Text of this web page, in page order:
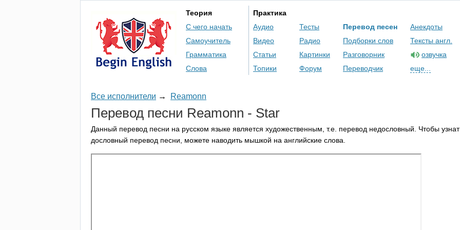
Теория
С чего начать
Самоучитель
Грамматика
Слова
Практика
Аудио
Видео
Статьи
Топики
Тесты
Радио
Картинки
Форум
Перевод песен
Подборки слов
Разговорник
Переводчик
Анекдоты
Тексты англ.
озвучка
еще...
Все исполнители → Reamonn
Перевод песни Reamonn - Star
Данный перевод песни на русском языке является художественным, т.е. перевод недословный. Чтобы
дословный перевод песни, можете наводить мышкой на английские слова.